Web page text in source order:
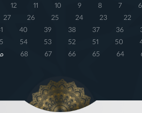
6
7
8
9
10
11
12
22
23
24
25
26
27
36
37
38
39
40
50
51
52
53
54
64
65
66
67
68